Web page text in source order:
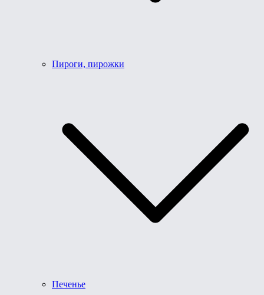
Пироги, пирожки
Печенье